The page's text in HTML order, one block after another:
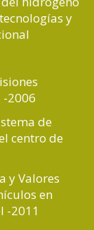
y
-2006
de
centro de
y Valores
en
-2011